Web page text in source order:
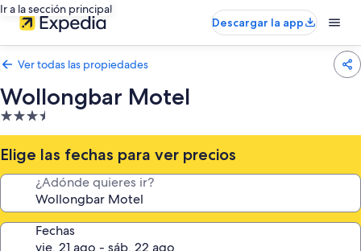
Ir a la sección principal
Descargar la app
Ver todas las propiedades
Wollongbar Motel
Propiedad
de
3.5
estrellas
Elige las fechas para ver precios
¿Adónde quieres ir?
Fechas